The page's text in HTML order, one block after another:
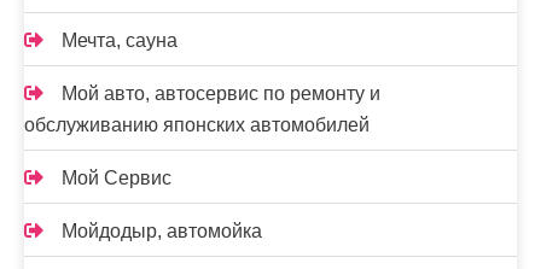
Мечта, сауна
Мой авто, автосервис по ремонту и
обслуживанию японских автомобилей
Мой Сервис
Мойдодыр, автомойка